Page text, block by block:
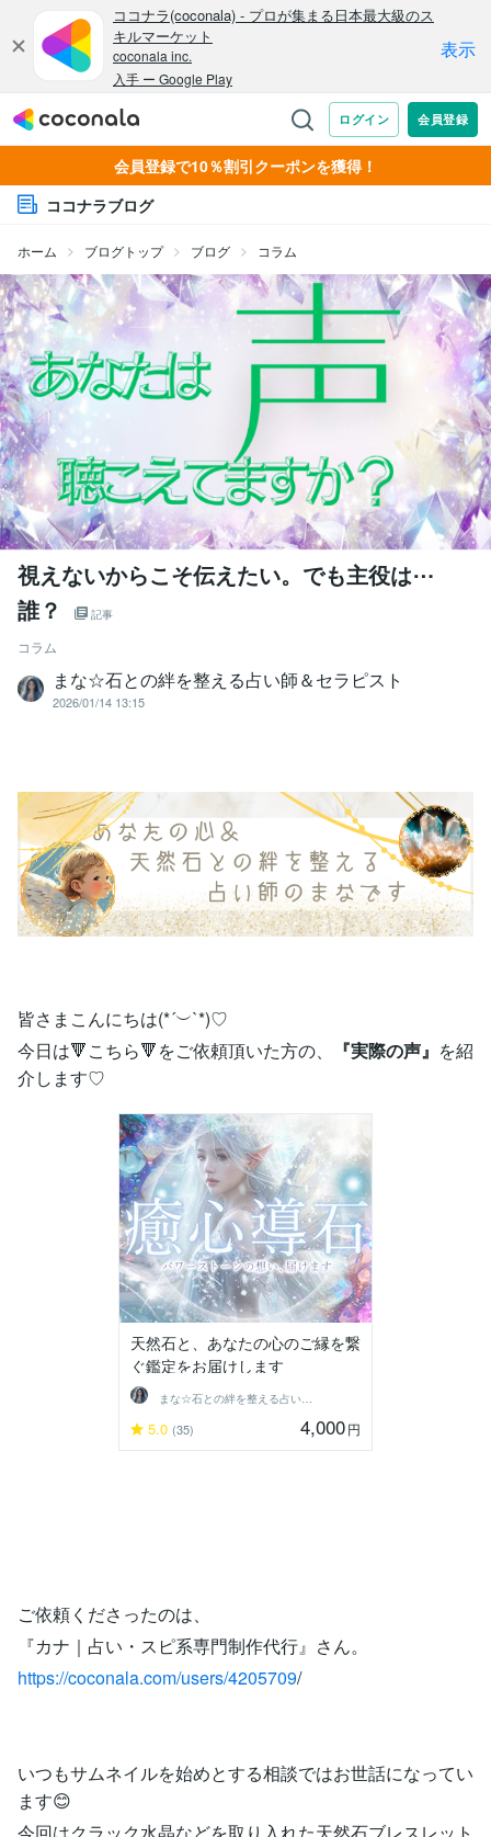
会員登録で10％割引クーポンを獲得！
ココナラブログ
ホーム ブログトップ ブログ コラム
視えないからこそ伝えたい。でも主役は⋯
誰？
記事
コラム
まな☆石との絆を整える占い師＆セラピスト
2026/01/14 13:15
皆さまこんにちは(*´︶`*)♡
今日は🔻こちら🔻をご依頼頂いた方の、
『実際の声』 を紹
介します♡
天然石と、あなたの心のご縁を繋
ぐ鑑定をお届けします
まな☆石との絆を整える占い師＆セラピスト
5.0 (35) 4,000円
ご依頼くださったのは、
『カナ｜占い・スピ系専門制作代行』さん。
https://coconala.com/users/4205709/
いつもサムネイルを始めとする相談ではお世話になってい
ます😊